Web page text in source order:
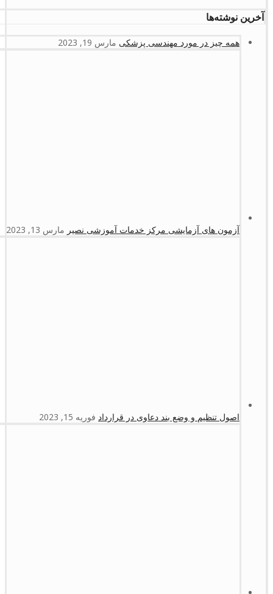
آخرین نوشته‌ها
همه چیز در مورد مهندسی پزشکی مارس 19, 2023
آزمون های آزمایشی مرکز خدمات آموزشی نصیر مارس 13, 2023
اصول تنظیم و وضع بند دعاوی در قرارداد فوریه 15, 2023